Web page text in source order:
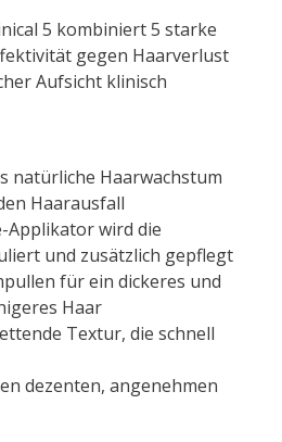
5 kombiniert 5 starke
gegen Haarverlust
Aufsicht klinisch
natürliche Haarwachstum
Haarausfall
Applikator wird die
und zusätzlich gepflegt
für ein dickeres und
Haar
Textur, die schnell
dezenten, angenehmen